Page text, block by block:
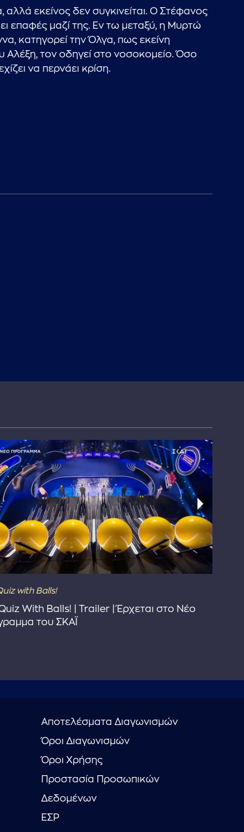
εκείνος δεν συγκινείται. Ο Στέφανος
επαφές μαζί της. Εν τω μεταξύ, η Μυρτώ
κατηγορεί την Όλγα, πως εκείνη
Αλέξη, τον οδηγεί στο νοσοκομείο. Όσο
να περνάει κρίση.
with Balls!
With Balls! | Trailer | Έρχεται στο Νέο
του ΣΚΑΪ
Αποτελέσματα Διαγωνισμών
Όροι Διαγωνισμών
Όροι Χρήσης
Προστασία Προσωπικών
Δεδομένων
ΕΣΡ